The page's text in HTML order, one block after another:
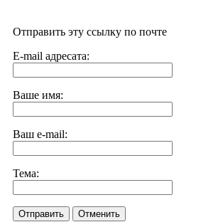
Отправить эту ссылку по почте
E-mail адресата:
Ваше имя:
Ваш e-mail:
Тема:
Отправить Отменить